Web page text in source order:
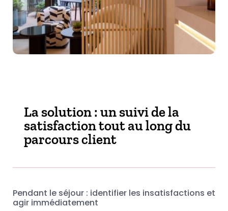
La solution : un suivi de la
satisfaction tout au long du
parcours client
Pendant le séjour : identifier les insatisfactions et
agir immédiatement